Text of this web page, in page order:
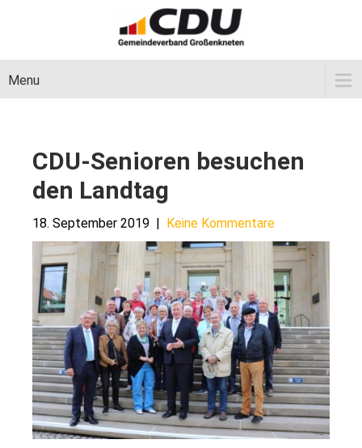
Menu
CDU-Senioren besuchen
den Landtag
18. September 2019 | Keine Kommentare